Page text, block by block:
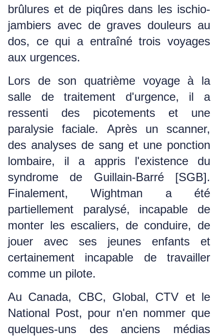
brûlures et de piqûres dans les ischio-
jambiers avec de graves douleurs au
dos, ce qui a entraîné trois voyages
aux urgences.
Lors de son quatrième voyage à la
salle de traitement d'urgence, il a
ressenti des picotements et une
paralysie faciale. Après un scanner,
des analyses de sang et une ponction
lombaire, il a appris l'existence du
syndrome de Guillain-Barré [SGB].
Finalement, Wightman a été
partiellement paralysé, incapable de
monter les escaliers, de conduire, de
jouer avec ses jeunes enfants et
certainement incapable de travailler
comme un pilote.
Au Canada, CBC, Global, CTV et le
National Post, pour n'en nommer que
quelques-uns des anciens médias